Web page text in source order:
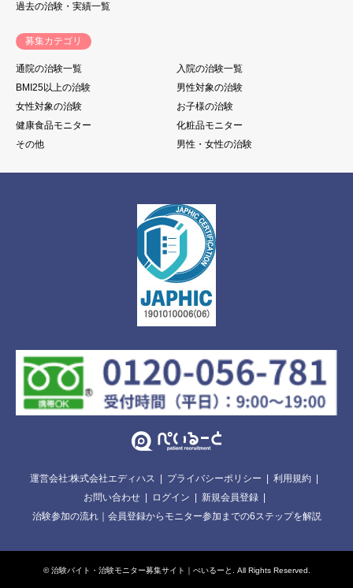
過去の治験・実績一覧
募集カテゴリ
通院の治験一覧
入院の治験一覧
BMI25以上の治験
男性対象の治験
女性対象の治験
お子様の治験
健康食品モニター
化粧品モニター
その他
男性・女性の治験
運営会社:株式会社エディハス プライバシーポリシー
利用規約
お問い合わせ
ログイン
新規会員登録
治験参加の流れ｜会員登録からモニター参加までの6ステップを解説
©治験バイト・治験モニター募集サイト｜ぺいるーと . All Rights Reserved.